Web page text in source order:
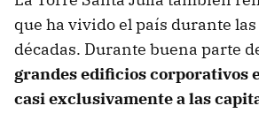
que ha vivido el país durante
décadas. Durante buena parte
grandes edificios corporativos
casi exclusivamente a las